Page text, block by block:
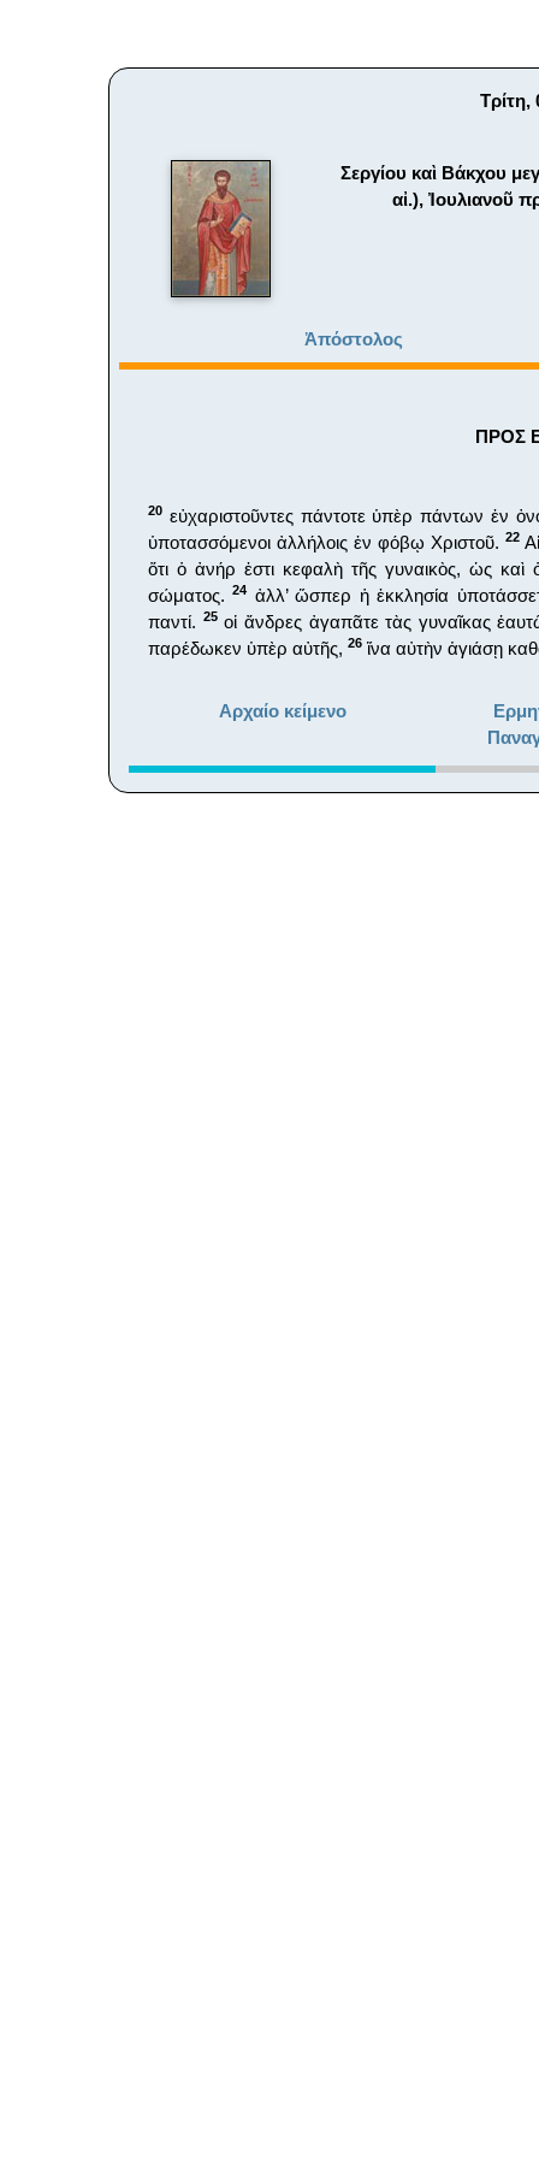
Σεργίου καὶ Βάκχου
αἰ.), Ἰουλιανοῦ
Ἀπόστολος
ΠΡΟΣ
20 εὐχαριστοῦντες πάντοτε ὑπὲρ πάντων ἐν
ὑποτασσόμενοι ἀλλήλοις ἐν φόβῳ Χριστοῦ.22
ὅτι ὁ ἀνήρ ἐστι κεφαλὴ τῆς γυναικὸς, ὡς καὶ
σώματος.24 ἀλλ’ ὥσπερ ἡ ἐκκλησία
παντί. 25οἱ ἄνδρες ἀγαπᾶτε τὰς γυναῖκας
παρέδωκεν ὑπὲρ αὐτῆς, 26 ἵνα αὐτὴν ἁγιάσῃ
Αρχαίο κείμενο